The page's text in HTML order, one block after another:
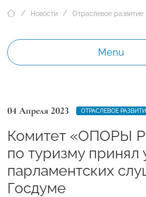
Новости Отраслевое развитие
Menu
04 Апреля 2023 ОТРАСЛЕВОЕ
Комитет «ОПОРЫ
по туризму принял
парламентских
Госдуме